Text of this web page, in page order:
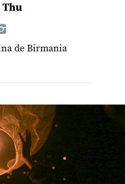
Thu
de Birmania